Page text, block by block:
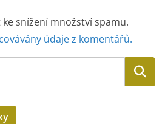
snížení množství spamu.
údaje z komentářů.